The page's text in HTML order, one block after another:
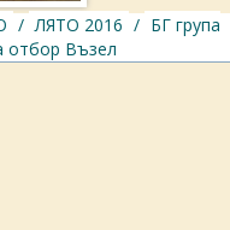
/ ЛЯТО 2016 / БГ група
отбор Възел